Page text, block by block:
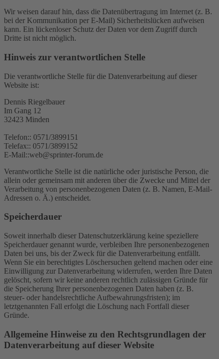
Wir weisen darauf hin, dass die Datenübertragung im Internet (z. B.
bei der Kommunikation per E-Mail) Sicherheitslücken aufweisen
kann. Ein lückenloser Schutz der Daten vor dem Zugriff durch
Dritte ist nicht möglich.
Hinweis zur verantwortlichen Stelle
Die verantwortliche Stelle für die Datenverarbeitung auf dieser
Website ist:
Dennis Riegelbauer
Im Gang 12
32423 Minden
Telefon:: 0571/3899151
Telefax:: 0571/3899152
E-Mail::web@sprinter-forum.de
Verantwortliche Stelle ist die natürliche oder juristische Person, die
allein oder gemeinsam mit anderen über die Zwecke und Mittel der
Verarbeitung von personenbezogenen Daten (z. B. Namen, E-Mail-
Adressen o. Ä.) entscheidet.
Speicherdauer
Soweit innerhalb dieser Datenschutzerklärung keine speziellere
Speicherdauer genannt wurde, verbleiben Ihre personenbezogenen
Daten bei uns, bis der Zweck für die Datenverarbeitung entfällt.
Wenn Sie ein berechtigtes Löschersuchen geltend machen oder eine
Einwilligung zur Datenverarbeitung widerrufen, werden Ihre Daten
gelöscht, sofern wir keine anderen rechtlich zulässigen Gründe für
die Speicherung Ihrer personenbezogenen Daten haben (z. B.
steuer- oder handelsrechtliche Aufbewahrungsfristen); im
letztgenannten Fall erfolgt die Löschung nach Fortfall dieser
Gründe.
Allgemeine Hinweise zu den Rechtsgrundlagen der
Datenverarbeitung auf dieser Website